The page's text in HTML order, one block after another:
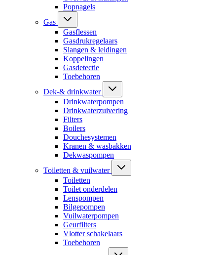
Popnagels
Gas
Gasflessen
Gasdrukregelaars
Slangen & leidingen
Koppelingen
Gasdetectie
Toebehoren
Dek-& drinkwater
Drinkwaterpompen
Drinkwaterzuivering
Filters
Boilers
Douchesystemen
Kranen & wasbakken
Dekwaspompen
Toiletten & vuilwater
Toiletten
Toilet onderdelen
Lenspompen
Bilgepompen
Vuilwaterpompen
Geurfilters
Vlotter schakelaars
Toebehoren